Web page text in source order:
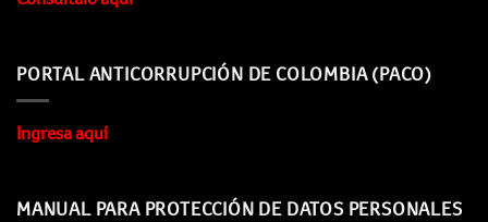
PORTAL ANTICORRUPCIÓN DE COLOMBIA (PACO)
Ingresa aquí
MANUAL PARA PROTECCIÓN DE DATOS PERSONALES